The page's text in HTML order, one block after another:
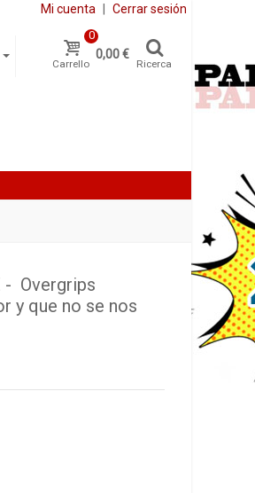
Mi cuenta Cerrar sesión
Carrello
0
0,00 €
Ricerca
- Overgrips
y que no se nos